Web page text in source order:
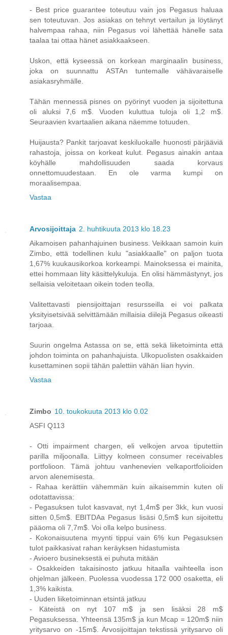
- Best price guarantee toteutuu vain jos Pegasus haluaa
sen toteutuvan. Jos asiakas on tehnyt vertailun ja löytänyt
halvempaa rahaa, niin Pegasus voi lähettää hänelle sata
taalaa tai ottaa hänet asiakkaakseen.
Uskon, että kyseessä on korkean marginaalin business,
joka on suunnattu ASTAn tuntemalle vähävaraiselle
asiakasryhmälle.
Tähän mennessä pisnes on pyörinyt vuoden ja sijoitettuna
oli aluksi 7,6 m$. Vuoden kuluttua tuloja oli 1,2 m$.
Seuraavien kvartaalien aikana näemme totuuden.
Huijausta? Pankit tarjoavat keskiluokalle huonosti pärjääviä
rahastoja, joissa on korkeat kulut. Pegasus ainakin antaa
köyhälle mahdollisuuden saada korvaus
onnettomuudestaan. En ole varma kumpi on
moraalisempaa.
Vastaa
Arvosijoittaja 2. huhtikuuta 2013 klo 18.23
Aikamoisen pahanhajuinen business. Veikkaan samoin kuin
Zimbo, että todellinen kulu "asiakkaalle" on paljon tuota
1,67% kuukausikorkoa korkeampi. Mainoksessa ei mainita,
ettei hommaan liity käsittelykuluja. En olisi hämmästynyt, jos
sellaisia veloitetaan oikein toden teolla.
Valitettavasti piensijoittajan resursseilla ei voi palkata
yksityisetsivää selvittämään millaisia diilejä Pegasus oikeasti
tarjoaa.
Suurin ongelma Astassa on se, että sekä liiketoiminta että
johdon toiminta on pahanhajuista. Ulkopuolisten osakkaiden
kusettaminen sopii tähän palettiin vähän liian hyvin.
Vastaa
Zimbo 10. toukokuuta 2013 klo 0.02
ASFI Q113
- Otti impairment chargen, eli velkojen arvoa tiputettiin
parilla miljoonalla. Liittyy kolmeen consumer receivables
portfolioon. Tämä johtuu vanhenevien velkaportfolioiden
arvon alenemisesta.
- Rahaa kerättiin vähemmän kuin aikaisemmin kuten oli
odotattavissa:
- Pegasuksen tulot kasvavat, nyt 1,4m$ per 3kk, kun vuosi
sitten 0,5m$. EBITDAa Pegasus lisäsi 0,5m$ kun sijoitettu
pääoma oli 7,7m$. Voi olla kelpo business.
- Kokonaisuutena myynti tippui vain 6% kun Pegasuksen
tulot paikkasivat rahan keräyksen hidastumista
- Avioero busineksestä ei puhuta mitään
- Osakkeiden takaisinosto jatkuu hitaalla vaihteella ison
ohjelman jälkeen. Puolessa vuodessa 172 000 osaketta, eli
1,3% kaikista.
- Uuden liiketoiminnan etsintä jatkuu
- Käteistä on nyt 107 m$ ja sen lisäksi 28 m$
Pegasuksessa. Yhteensä 135m$ ja kun Mcap = 120m$ niin
yritysarvo on -15m$. Arvosijoittajan tekstissä yritysarvo oli